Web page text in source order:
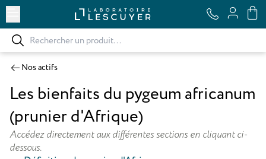
Nos actifs
Les bienfaits du pygeum africanum
(prunier d'Afrique)
Accédez directement aux différentes sections en cliquant ci-
dessous.